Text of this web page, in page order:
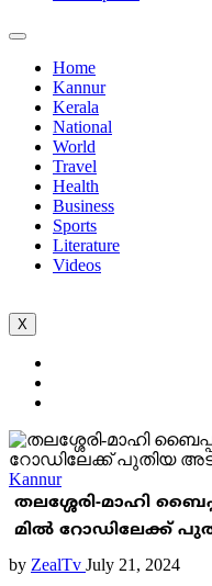
Home
Kannur
Kerala
National
World
Travel
Health
Business
Sports
Literature
Videos
X
Kannur
തലശ്ശേരി-മാഹി
മിൽ റോഡിലേക്ക്
by ZealTv July 21, 2024